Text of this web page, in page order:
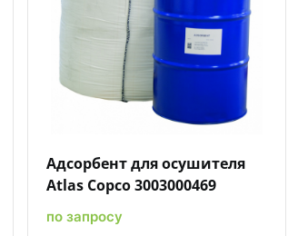
Быстрый просмотрДобавить к сравнениюДобавить в избранное
Адсорбент для осушителя
Atlas Copco 3003000469
по запросу